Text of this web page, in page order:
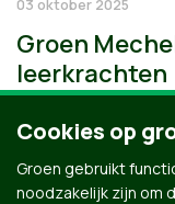
03 oktober 2025
Groen
leerkrachten
Cookies op
Groen gebruikt
noodzakelijk zijn om